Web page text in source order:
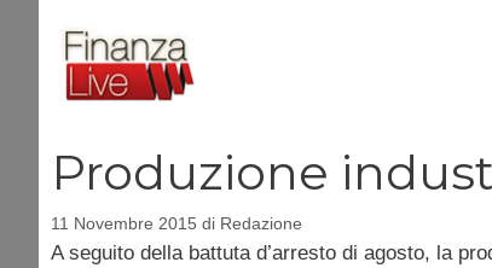
contenuto
Produzione
11 Novembre 2015 di Redazione
A seguito della battuta d’arresto di agosto, la